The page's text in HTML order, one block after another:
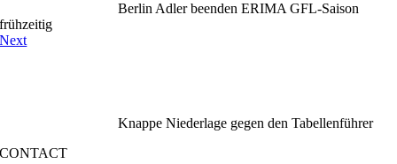
Berlin Adler beenden ERIMA GFL-Saison
frühzeitig
Next
Knappe Niederlage gegen den Tabellenführer
CONTACT